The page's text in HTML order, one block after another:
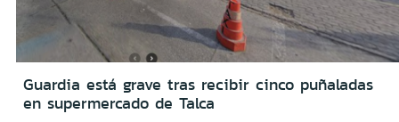
Guardia está grave tras recibir cinco puñaladas
en supermercado de Talca